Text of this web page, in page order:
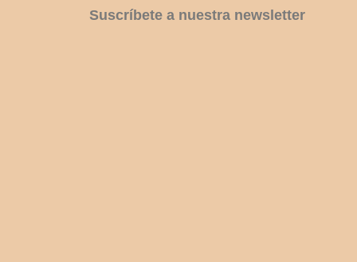
Suscríbete a nuestra newsletter